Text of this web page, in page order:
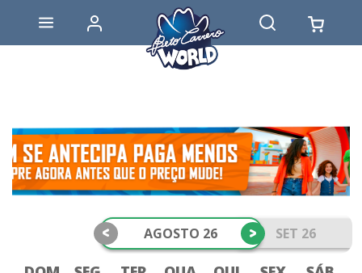
AGOSTO 26 SET 26
< >